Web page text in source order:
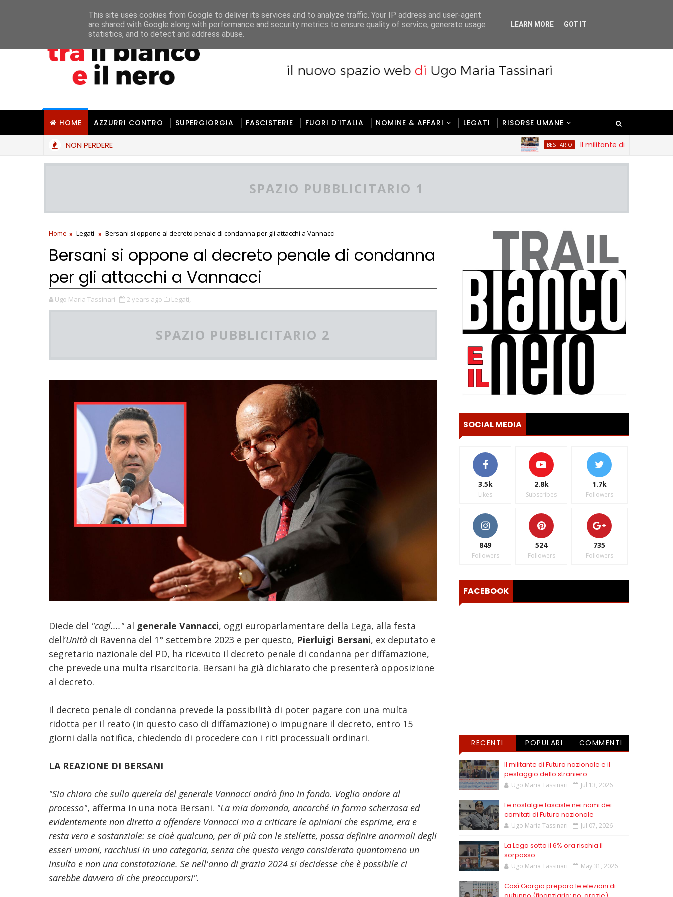
Chi Siamo Chi È UMT La Redazione Gerenza Contatti
HOME AZZURRI CONTRO SUPERGIORGIA FASCISTERIE FUORI D'ITALIA NOMINE & AFFARI LEGATI RISORSE UMANE
NON PERDERE BESTIARIO Il militante di Futuro nazionale e
SPAZIO PUBBLICITARIO 1
Home Legati Bersani si oppone al decreto penale di condanna per gli attacchi a Vannacci
Bersani si oppone al decreto penale di condanna
per gli attacchi a Vannacci
Ugo Maria Tassinari 2 years ago Legati,
SPAZIO PUBBLICITARIO 2
Diede del "cogl...."al generale Vannacci, oggi europarlamentare della Lega, alla festa
dell’Unità di Ravenna del 1° settembre 2023 e per questo, Pierluigi Bersani, ex deputato e
segretario nazionale del PD, ha ricevuto il decreto penale di condanna per diffamazione,
che prevede una multa risarcitoria. Bersani ha già dichiarato che presenterà opposizione
al decreto.
Il decreto penale di condanna prevede la possibilità di poter pagare con una multa
ridotta per il reato (in questo caso di diffamazione) o impugnare il decreto, entro 15
giorni dalla notifica, chiedendo di procedere con i riti processuali ordinari.
LA REAZIONE DI BERSANI
"Sia chiaro che sulla querela del generale Vannacci andrò fino in fondo. Voglio andare al
processo", afferma in una nota Bersani. "La mia domanda, ancorché in forma scherzosa ed
evidentemente non diretta a offendere Vannacci ma a criticare le opinioni che esprime, era e
resta vera e sostanziale: se cioè qualcuno, per di più con le stellette, possa definire anormali degli
esseri umani, racchiusi in una categoria, senza che questo venga considerato quantomeno un
insulto e non una constatazione. Se nell'anno di grazia 2024 si decidesse che è possibile ci
sarebbe davvero di che preoccuparsi".
SOCIAL MEDIA
3.5k
Likes
2.8k
Subscribes
1.7k
Followers
849
Followers
524
Followers
735
Followers
FACEBOOK
RECENTI POPULARI COMMENTI
Il militante di Futuro nazionale e il
pestaggio dello straniero
Ugo Maria Tassinari Jul 13, 2026
Le nostalgie fasciste nei nomi dei
comitati di Futuro nazionale
Ugo Maria Tassinari Jul 07, 2026
La Lega sotto il 6% ora rischia il
sorpasso
Ugo Maria Tassinari May 31, 2026
Così Giorgia prepara le elezioni di
This site uses cookies from Google to deliver its services and to analyze traffic. Your IP address and user-agent
are shared with Google along with performance and security metrics to ensure quality of service, generate usage
statistics, and to detect and address abuse.
LEARN MORE GOT IT